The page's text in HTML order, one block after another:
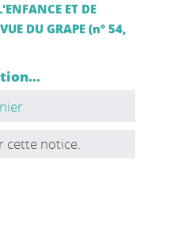
ET DE
DU GRAPE (n° 54,
cette notice.